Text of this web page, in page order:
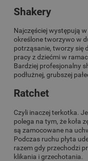
Shakery
Najczęściej występują
określone tworzywo w
potrząsanie, tworzy się
pracy z dziećmi w
Bardziej profesjonalny
podłużnej, grubszej
Ratchet
Czyli inaczej terkotka.
polega na tym, że koła
są zamocowane na
Podczas ruchu płyta
razem gdy przechodzi
klikania i grzechotania.